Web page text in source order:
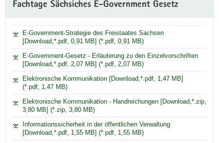
Fachtage Sächsiches E-Government Gesetz
E-Government-Strategie des Freistaates Sachsen
[Download,*.pdf, 0,91 MB] (*.pdf, 0,91 MB)
E-Government-Gesetz - Erläuterung zu den Einzelvorschriften
[Download,*.pdf, 2,07 MB] (*.pdf, 2,07 MB)
Elektronische Kommunikation [Download,*.pdf, 1,47 MB]
(*.pdf, 1,47 MB)
Elektronische Kommunikation - Handreichungen [Download,*.zip,
3,80 MB] (*.zip, 3,80 MB)
Informationssicherheit in der öffentlichen Verwaltung
[Download,*.pdf, 1,55 MB] (*.pdf, 1,55 MB)